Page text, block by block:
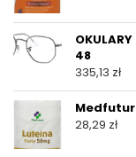
48
335,13 zł
28,29 zł